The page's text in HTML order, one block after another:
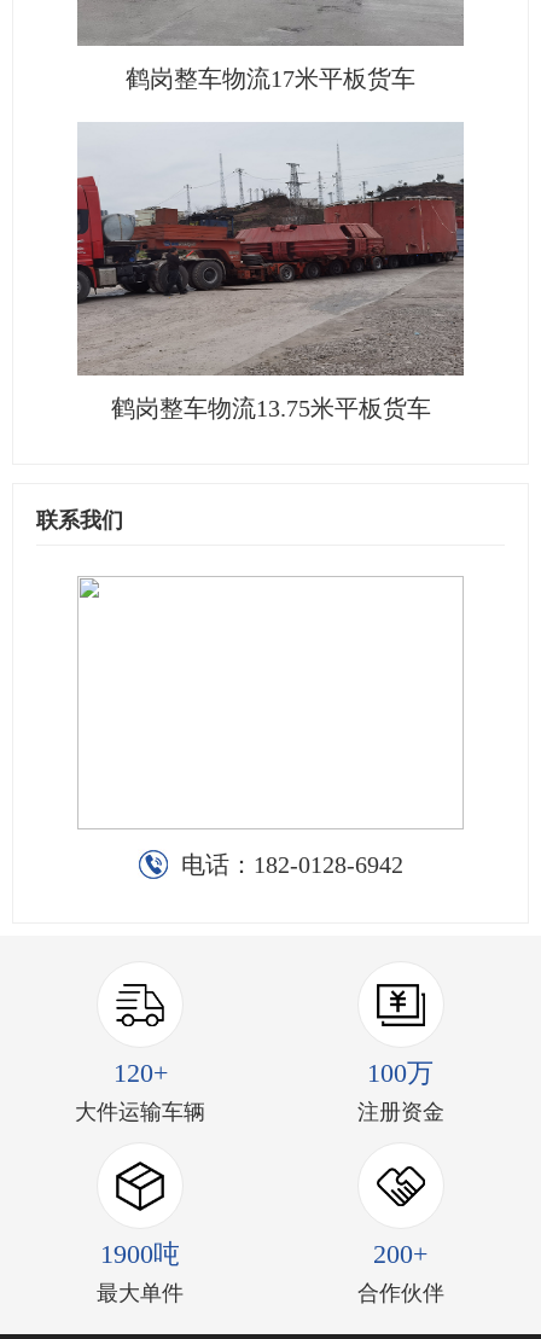
鹤岗整车物流17米平板货车
鹤岗整车物流13.75米平板货车
联系我们
电话： 182-0128-6942
120+
大件运输车辆
100万
注册资金
1900吨
最大单件
200+
合作伙伴